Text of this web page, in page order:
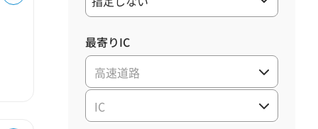
最寄りIC
高速道路
IC